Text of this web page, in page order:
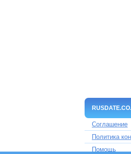
Соглашение
Политика
Помощь